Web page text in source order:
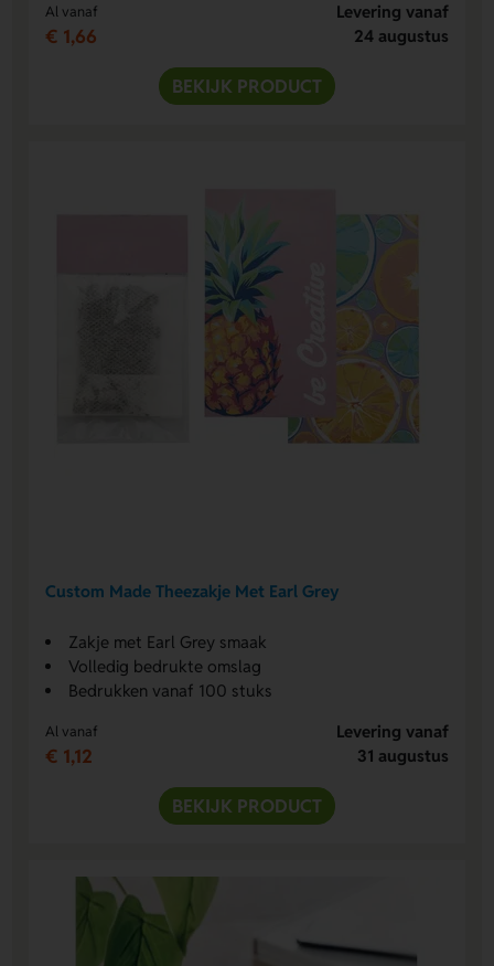
Al vanaf
€ 1,66
Levering vanaf
24 augustus
BEKIJK PRODUCT
Custom Made Theezakje Met Earl Grey
Zakje met Earl Grey smaak
Volledig bedrukte omslag
Bedrukken vanaf 100 stuks
Al vanaf
€ 1,12
Levering vanaf
31 augustus
BEKIJK PRODUCT